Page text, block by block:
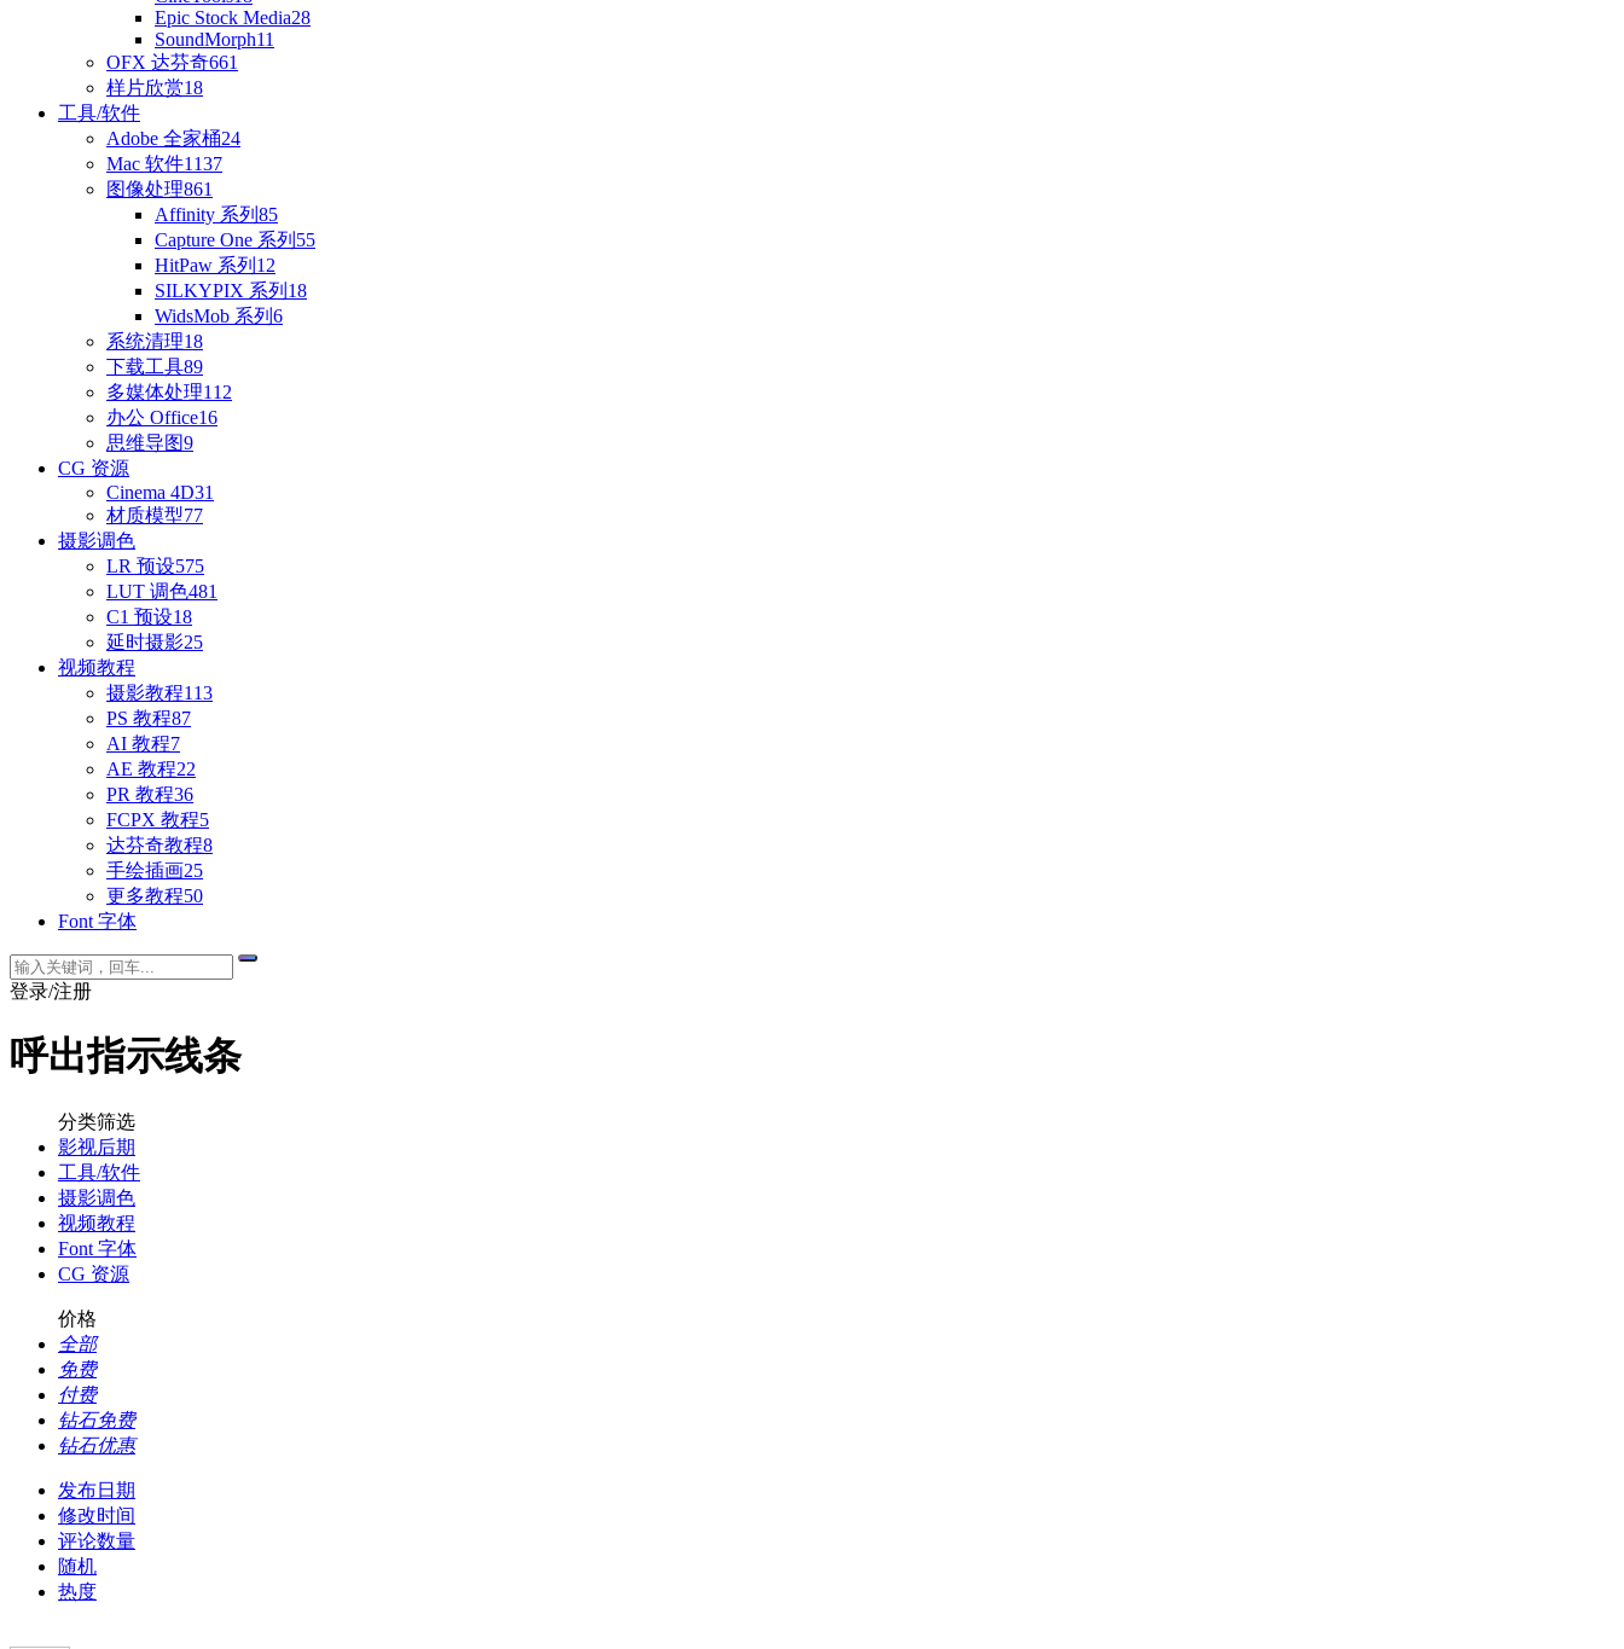
Epic Stock Media28
SoundMorph11
OFX 达芬奇661
样片欣赏18
工具/软件
Adobe 全家桶24
Mac 软件1137
图像处理861
Affinity 系列 85
Capture One 系列 55
HitPaw 系列 12
SILKYPIX 系列 18
WidsMob 系列 6
系统清理18
下载工具89
多媒体处理112
办公 Office16
思维导图9
CG 资源
Cinema 4D31
材质模型77
摄影调色
LR 预设575
LUT 调色481
C1 预设18
延时摄影25
视频教程
摄影教程113
PS 教程87
AI 教程7
AE 教程22
PR 教程36
FCPX 教程5
达芬奇教程8
手绘插画25
更多教程50
Font 字体
登录/注册
呼出指示线条
分类筛选
影视后期
工具/软件
摄影调色
视频教程
Font 字体
CG 资源
价格
全部
免费
付费
钻石免费
钻石优惠
发布日期
修改时间
评论数量
随机
热度